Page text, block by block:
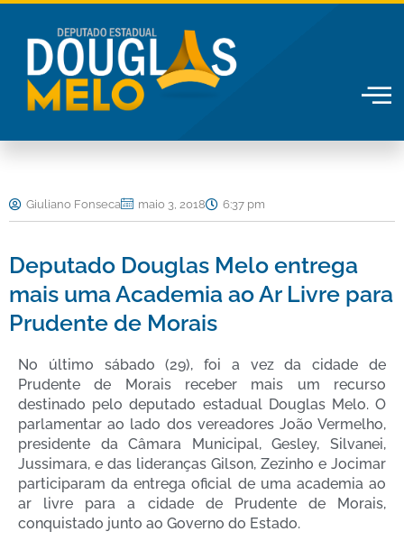
conteúdo
Giuliano Fonseca maio 3, 2018 6:37 pm
Deputado Douglas Melo entrega
mais uma Academia ao Ar Livre para
Prudente de Morais
No último sábado (29), foi a vez da cidade de
Prudente de Morais receber mais um recurso
destinado pelo deputado estadual Douglas Melo. O
parlamentar ao lado dos vereadores João Vermelho,
presidente da Câmara Municipal, Gesley, Silvanei,
Jussimara, e das lideranças Gilson, Zezinho e Jocimar
participaram da entrega oficial de uma academia ao
ar livre para a cidade de Prudente de Morais,
conquistado junto ao Governo do Estado.